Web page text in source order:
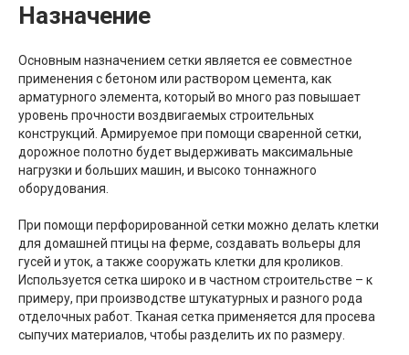
Назначение
Основным назначением сетки является ее совместное
применения с бетоном или раствором цемента, как
арматурного элемента, который во много раз повышает
уровень прочности воздвигаемых строительных
конструкций. Армируемое при помощи сваренной сетки,
дорожное полотно будет выдерживать максимальные
нагрузки и больших машин, и высоко тоннажного
оборудования.
При помощи перфорированной сетки можно делать клетки
для домашней птицы на ферме, создавать вольеры для
гусей и уток, а также сооружать клетки для кроликов.
Используется сетка широко и в частном строительстве – к
примеру, при производстве штукатурных и разного рода
отделочных работ. Тканая сетка применяется для просева
сыпучих материалов, чтобы разделить их по размеру.